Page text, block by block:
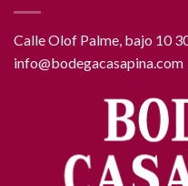
Calle Olof Palme, bajo 10
info@bodegacasapina.com